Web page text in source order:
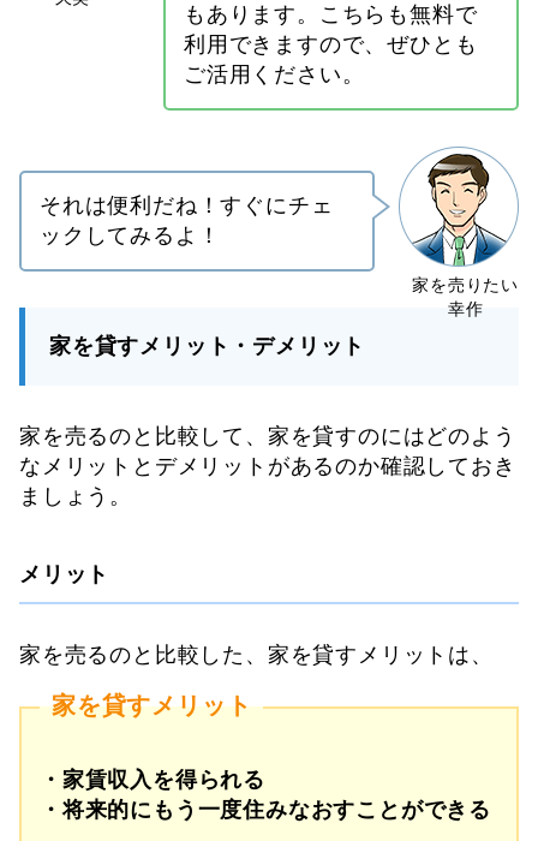
もあります。こちらも無料で
利用できますので、ぜひとも
ご活用ください。
それは便利だね！すぐにチェ
ックしてみるよ！
家を貸すメリット・デメリット
家を売るのと比較して、家を貸すのにはどのよう
なメリットとデメリットがあるのか確認しておき
ましょう。
メリット
家を売るのと比較した、家を貸すメリットは、
家を貸すメリット
・家賃収入を得られる
・将来的にもう一度住みなおすことができる